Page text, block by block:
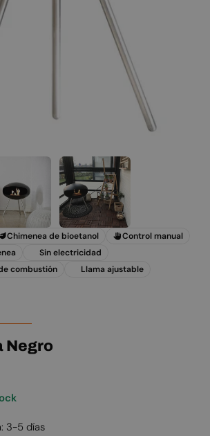
Chimenea de bioetanol
Control manual
Sin electricidad
combustión
Llama ajustable
Negro
3-5 días